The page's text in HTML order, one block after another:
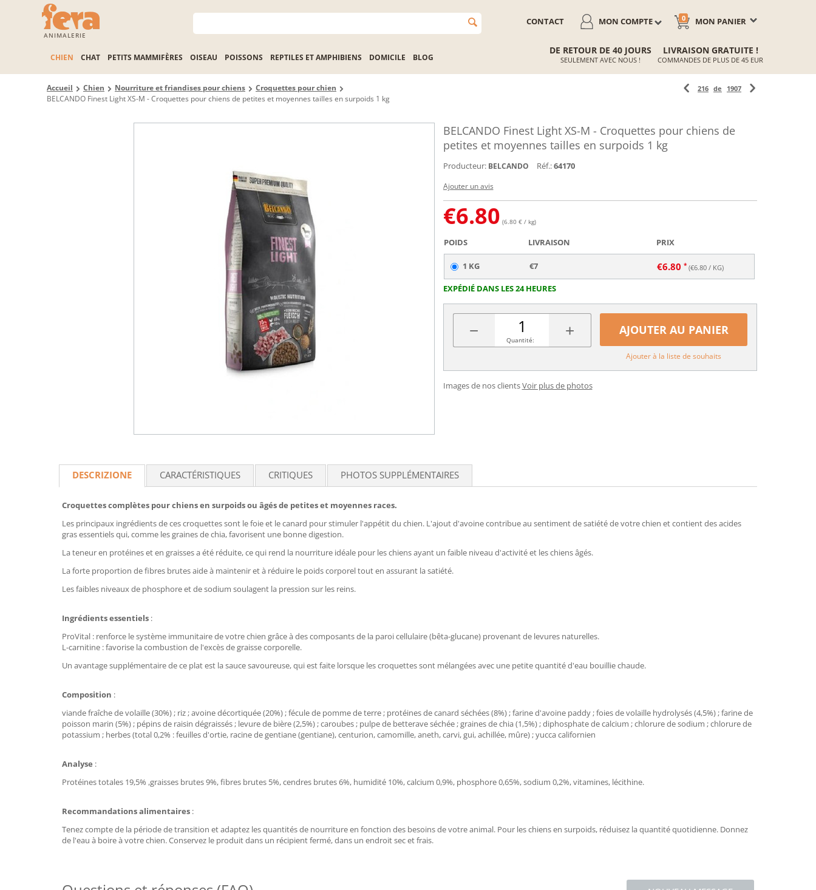
ANIMALERIE
MON PANIER
0
MON COMPTE
CONTACT
CHIEN CHAT PETITS MAMMIFÈRES OISEAU POISSONS REPTILES ET AMPHIBIENS DOMICILE BLOG
DE RETOUR DE 40 JOURS
SEULEMENT AVEC NOUS !
LIVRAISON GRATUITE !
COMMANDES DE PLUS DE 45 EUR
Accueil Chien Nourriture et friandises pour chiens
Croquettes pour chien
BELCANDO Finest Light XS-M - Croquettes pour chiens de petites et moyennes tailles en surpoids 1 kg
216 de 1907
BELCANDO Finest Light XS-M - Croquettes pour chiens de
petites et moyennes tailles en surpoids 1 kg
Producteur: BELCANDO Réf.:64170
Ajouter un avis
€6.80 (6.80 € / kg)
POIDS LIVRAISON PRIX
1 KG €7 €6.80 (€6.80/ KG)
EXPÉDIÉ DANS LES 24 HEURES
− +
Quantité:
AJOUTER AU PANIER
Ajouter à la liste de souhaits
Images de nos clientsVoir plus de photos
DESCRIZIONE CARACTÉRISTIQUES CRITIQUES PHOTOS SUPPLÉMENTAIRES
Croquettes complètes pour chiens en surpoids ou âgés de petites et moyennes races.
Les principaux ingrédients de ces croquettes sont le foie et le canard pour stimuler l'appétit du chien. L'ajout d'avoine contribue au sentiment de satiété de votre chien et contient des acides
gras essentiels qui, comme les graines de chia, favorisent une bonne digestion.
La teneur en protéines et en graisses a été réduite, ce qui rend la nourriture idéale pour les chiens ayant un faible niveau d'activité et les chiens âgés.
La forte proportion de fibres brutes aide à maintenir et à réduire le poids corporel tout en assurant la satiété.
Les faibles niveaux de phosphore et de sodium soulagent la pression sur les reins.
Ingrédients essentiels :
ProVital : renforce le système immunitaire de votre chien grâce à des composants de la paroi cellulaire (bêta-glucane) provenant de levures naturelles.
L-carnitine : favorise la combustion de l'excès de graisse corporelle.
Un avantage supplémentaire de ce plat est la sauce savoureuse, qui est faite lorsque les croquettes sont mélangées avec une petite quantité d'eau bouillie chaude.
Composition :
viande fraîche de volaille (30%) ; riz ; avoine décortiquée (20%) ; fécule de pomme de terre ; protéines de canard séchées (8%) ; farine d'avoine paddy ; foies de volaille hydrolysés (4,5%) ; farine de
poisson marin (5%) ; pépins de raisin dégraissés ; levure de bière (2,5%) ; caroubes ; pulpe de betterave séchée ; graines de chia (1,5%) ; diphosphate de calcium ; chlorure de sodium ; chlorure de
potassium ; herbes (total 0,2% : feuilles d'ortie, racine de gentiane (gentiane), centurion, camomille, aneth, carvi, gui, achillée, mûre) ; yucca californien
Analyse :
Protéines totales 19,5% ,graisses brutes 9%, fibres brutes 5%, cendres brutes 6%, humidité 10%, calcium 0,9%, phosphore 0,65%, sodium 0,2%, vitamines, lécithine.
Recommandations alimentaires :
Tenez compte de la période de transition et adaptez les quantités de nourriture en fonction des besoins de votre animal. Pour les chiens en surpoids, réduisez la quantité quotidienne. Donnez
de l'eau à boire à votre chien. Conservez le produit dans un récipient fermé, dans un endroit sec et frais.